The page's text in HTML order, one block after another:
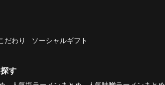
だわり ソーシャルギフト
す